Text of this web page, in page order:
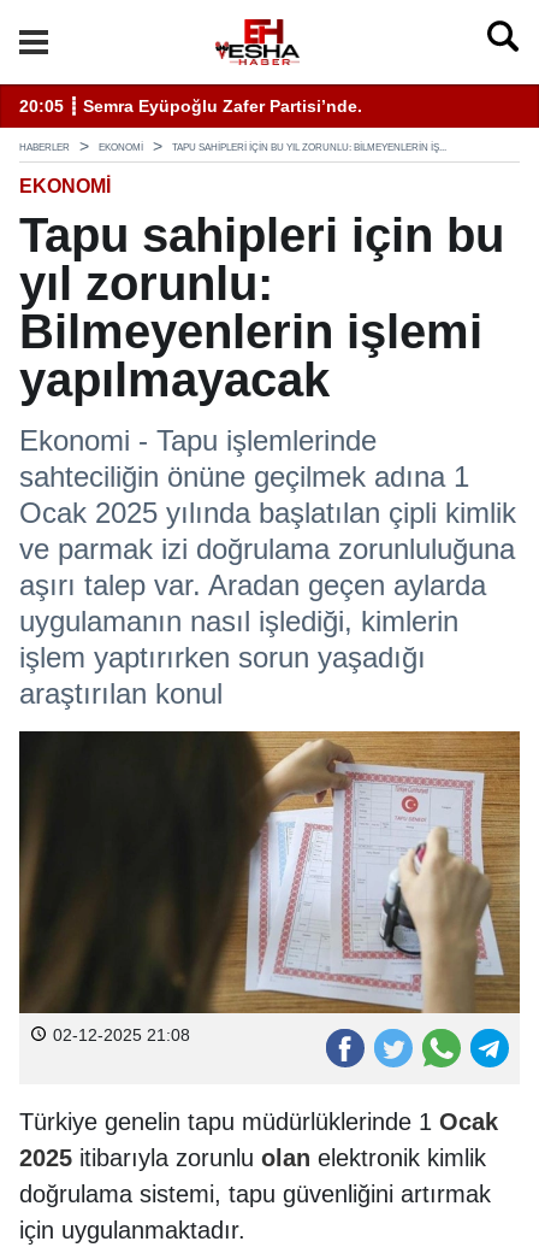
Hizmet İçin Bilinmesi Gerekenler
20:05 ┋ Semra Eyüpoğlu Zafer Partisi’nde.
HABERLER EKONOMI TAPU SAHIPLERI IÇIN BU YIL ZORUNLU: BILMEYENLERIN IŞ...
EKONOMI
Tapu sahipleri için bu
yıl zorunlu:
Bilmeyenlerin işlemi
yapılmayacak
Ekonomi - Tapu işlemlerinde
sahteciliğin önüne geçilmek adına 1
Ocak 2025 yılında başlatılan çipli kimlik
ve parmak izi doğrulama zorunluluğuna
aşırı talep var. Aradan geçen aylarda
uygulamanın nasıl işlediği, kimlerin
işlem yaptırırken sorun yaşadığı
araştırılan konul
02-12-2025 21:08
Türkiye genelin tapu müdürlüklerinde 1 Ocak
2025 itibarıyla zorunlu olan elektronik kimlik
doğrulama sistemi, tapu güvenliğini artırmak
için uygulanmaktadır.